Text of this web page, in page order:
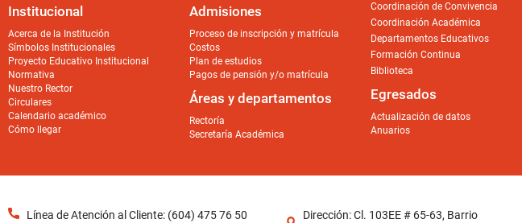
Institucional
Acerca de la Institución
Símbolos Institucionales
Proyecto Educativo Institucional
Normativa
Nuestro Rector
Circulares
Calendario académico
Cómo llegar
Admisiones
Proceso de inscripción y matrícula
Costos
Plan de estudios
Pagos de pensión y/o matrícula
Áreas y departamentos
Rectoría
Secretaría Académica
Coordinación de Convivencia
Coordinación Académica
Departamentos Educativos
Formación Continua
Biblioteca
Egresados
Actualización de datos
Anuarios
Línea de Atención al Cliente: (604) 475 76 50
Dirección: Cl. 103EE # 65-63, Barrio